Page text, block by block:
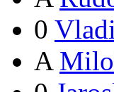
0
A